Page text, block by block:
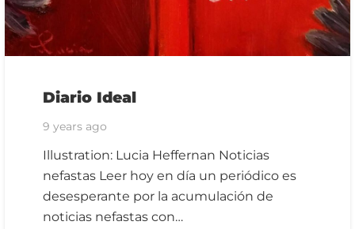
Diario Ideal
9 years ago
Illustration: Lucia Heffernan Noticias
nefastas Leer hoy en día un periódico es
desesperante por la acumulación de
noticias nefastas con…